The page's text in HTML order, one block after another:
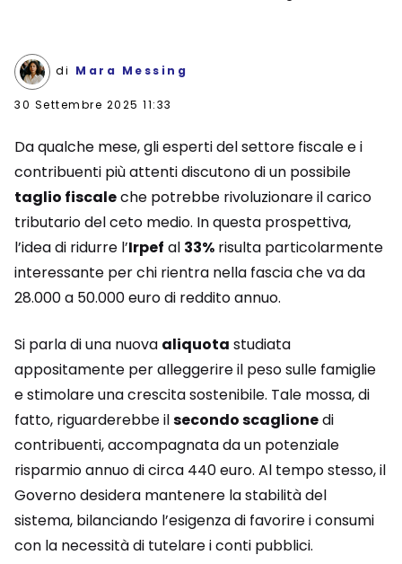
di Mara Messing
30 Settembre 2025 11:33
Da qualche mese, gli esperti del settore fiscale e i
contribuenti più attenti discutono di un possibile
taglio fiscaleche potrebbe rivoluzionare il carico
tributario del ceto medio. In questa prospettiva,
l’idea di ridurre l’Irpef al 33% risulta particolarmente
interessante per chi rientra nella fascia che va da
28.000 a 50.000 euro di reddito annuo.
Si parla di una nuova aliquota studiata
appositamente per alleggerire il peso sulle famiglie
e stimolare una crescita sostenibile. Tale mossa, di
fatto, riguarderebbe ilsecondo scaglionedi
contribuenti, accompagnata da un potenziale
risparmio annuo di circa 440 euro. Al tempo stesso, il
Governo desidera mantenere la stabilità del
sistema, bilanciando l’esigenza di favorire i consumi
con la necessità di tutelare i conti pubblici.